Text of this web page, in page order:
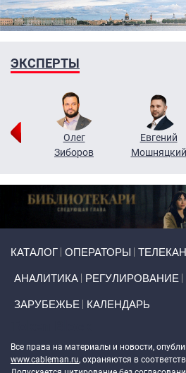
ЭКСПЕРТЫ
Олег
Зиборов
Евгений
Мошняцкий
КАТАЛОГ ОПЕРАТОРЫ
АНАЛИТИКА РЕГУЛИРОВАНИЕ
ЗАРУБЕЖЬЕ КАЛЕНДАРЬ
Все права на материалы и новости,
www.cableman.ru, охраняются в